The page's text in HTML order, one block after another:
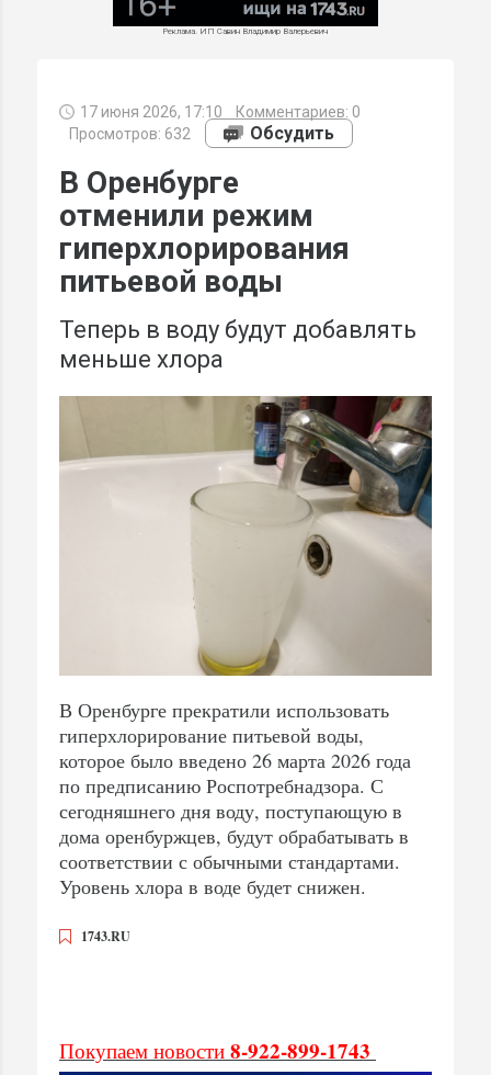
Реклама. ИП Савин Владимир Валерьевич
17 июня 2026, 17:10 Комментариев: 0
Просмотров: 632
Обсудить
В Оренбурге
отменили режим
гиперхлорирования
питьевой воды
Теперь в воду будут добавлять
меньше хлора
В Оренбурге прекратили использовать
гиперхлорирование питьевой воды,
которое было введено 26 марта 2026 года
по предписанию Роспотребнадзора. С
сегодняшнего дня воду, поступающую в
дома оренбуржцев, будут обрабатывать в
соответствии с обычными стандартами.
Уровень хлора в воде будет снижен.
1743.RU
Покупаем новости 8-922-899-1743